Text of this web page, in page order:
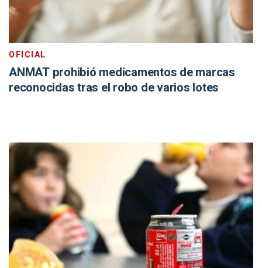
OFICIAL
ANMAT prohibió medicamentos de marcas
reconocidas tras el robo de varios lotes